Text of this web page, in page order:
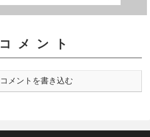
コメント
コメントを書き込む